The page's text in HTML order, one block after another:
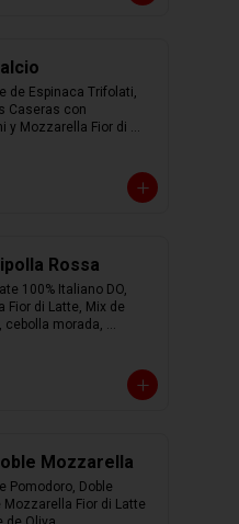
de Espinaca Trifolati,
Caseras con
y Mozzarella Fior di
Rossa
100% Italiano DO,
Fior di Latte, Mix de
cebolla morada,
Mozzarella
Pomodoro, Doble
Mozzarella Fior di Latte